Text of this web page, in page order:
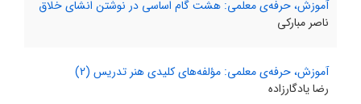
آموزش، حرفه‌ی معلمی: هشت گام اساسی در نوشتن انشای خلاق
ناصر مبارکی
آموزش، حرفه‌ی معلمی: مؤلفه‌های کلیدی هنر تدریس (2)
رضا یادگارزاده